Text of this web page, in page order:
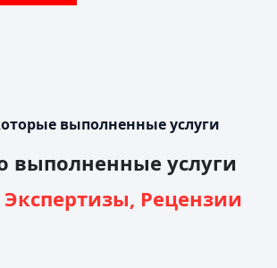
выполненные услуги
выполненные услуги
Рецензии